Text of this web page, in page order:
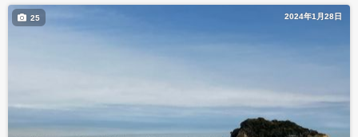
2024年1月28日
25